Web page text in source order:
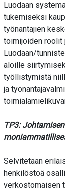
Luodaan
tukemiseksi
työnantajien
toimijoiden roolit
Luodaan/
aloille
työllistymistä
ja
TP3:
Selvitetään
henkilöstöä
verkostomaisen